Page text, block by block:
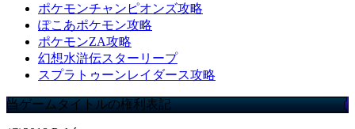
ポケモンチャンピオンズ攻略
ぽこあポケモン攻略
ポケモンZA攻略
幻想水滸伝スターリープ
スプラトゥーンレイダース攻略
当ゲームタイトルの権利表記